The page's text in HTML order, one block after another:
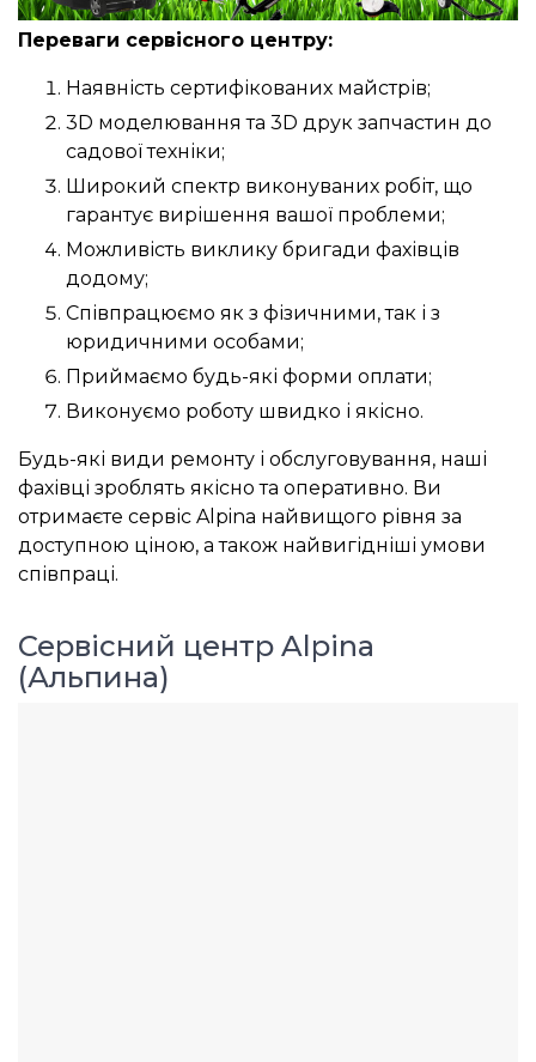
Переваги сервісного центру:
Наявність сертифікованих майстрів;
3D моделювання та 3D друк запчастин до
садової техніки;
Широкий спектр виконуваних робіт, що
гарантує вирішення вашої проблеми;
Можливість виклику бригади фахівців
додому;
Співпрацюємо як з фізичними, так і з
юридичними особами;
Приймаємо будь-які форми оплати;
Виконуємо роботу швидко і якісно.
Будь-які види ремонту і обслуговування, наші
фахівці зроблять якісно та оперативно. Ви
отримаєте сервіс Alpina найвищого рівня за
доступною ціною, а також найвигідніші умови
співпраці.
Сервісний центр Alpina
(Альпина)